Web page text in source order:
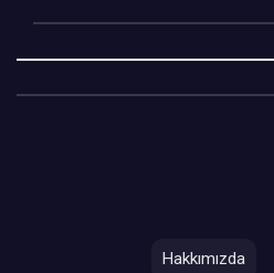
Hakkımızda